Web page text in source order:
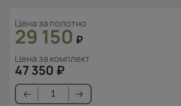
Цена за полотно
29 150 ₽
Цена за комплект
47 350 ₽